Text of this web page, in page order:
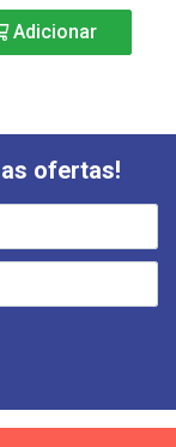
Adicionar
ofertas!